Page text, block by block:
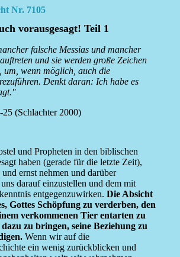
Nr. 7105
vorausgesagt! Teil 1
falsche Messias und mancher
und sie werden große Zeichen
um, wenn möglich, auch die
Denkt daran: Ich habe es
(Schlachter 2000)
und Propheten in den biblischen
haben (gerade für die letzte Zeit),
ernst nehmen und darüber
darauf einzustellen und dem mit
entgegenzuwirken. Die Absicht
Gottes Schöpfung zu verderben, den
verkommenen Tier entarten zu
zu bringen, seine Beziehung zu
Wenn wir auf die
ein wenig zurückblicken und